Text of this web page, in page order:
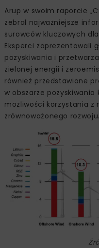
Arup w swoim raporcie
zebrał najważniejsze
surowców kluczowych
Eksperci zaprezentowali
pozyskiwania i
zielonej energii i
również przedstawione
w obszarze pozyskiwania
możliwości korzystania z
zrównoważonego rozwoju.